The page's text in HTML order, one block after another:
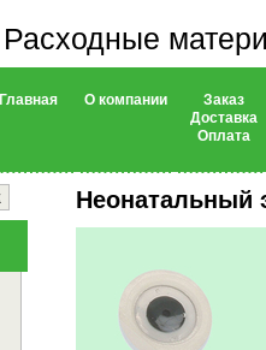
Расходные
Главная О компании
Заказ
Доставка
Оплата
Неонатальный